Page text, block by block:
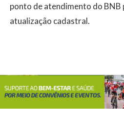
ponto de atendimento do BNB
atualização cadastral.